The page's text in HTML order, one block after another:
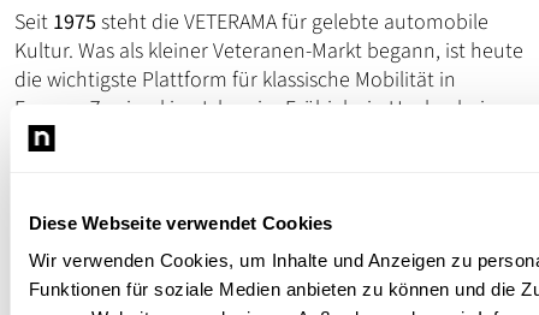
Diese Webseite verwendet Cookies
Wir verwenden Cookies, um Inhalte und Anzeigen zu
Funktionen für soziale Medien anbieten zu können und die
Seit 1975 steht die VETERAMA für gelebte automobile
Kultur. Was als kleiner Veteranen-Markt begann, ist heute
die wichtigste Plattform für klassische Mobilität in
Europa. Zweimal im Jahr – im Frühjahr in Hockenheim
und im Herbst in Mannheim – wird Geschichte nicht nur
eine Veranstaltung:
Sie ist ein Treffpunkt für Generationen, ein Ort der
Begegnung und ein lebendiges Museum der Mobilität.